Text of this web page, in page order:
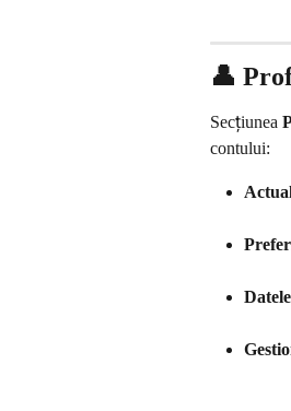
👤
Secțiunea
contului: